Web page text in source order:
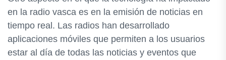
en la radio vasca es en la emisión de noticias en
tiempo real. Las radios han desarrollado
aplicaciones móviles que permiten a los usuarios
estar al día de todas las noticias y eventos que